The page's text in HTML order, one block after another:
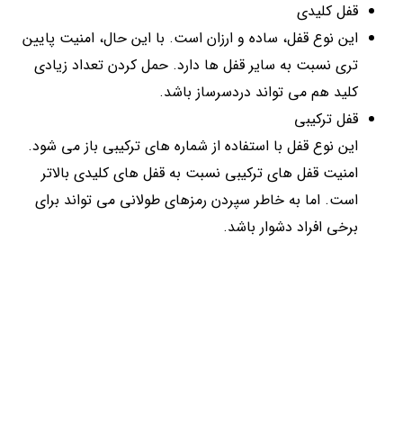
قفل کلیدی
این نوع قفل، ساده و ارزان است. با این حال، امنیت پایین
تری نسبت به سایر قفل ها دارد. حمل کردن تعداد زیادی
کلید هم می تواند دردسرساز باشد.
قفل ترکیبی
این نوع قفل با استفاده از شماره های ترکیبی باز می شود.
امنیت قفل های ترکیبی نسبت به قفل های کلیدی بالاتر
است. اما به خاطر سپردن رمزهای طولانی می تواند برای
برخی افراد دشوار باشد.